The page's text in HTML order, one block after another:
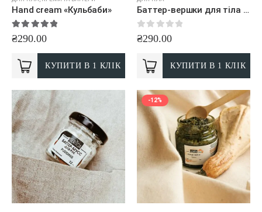
Hand cream «Кульбаби»
5.00out of 5
₴290.00
КУПИТИ В 1 КЛІК
Баттер-вершки для тіла “Гарбузові цукати”
0out of 5
₴290.00
КУПИТИ В 1 КЛІК
-12%